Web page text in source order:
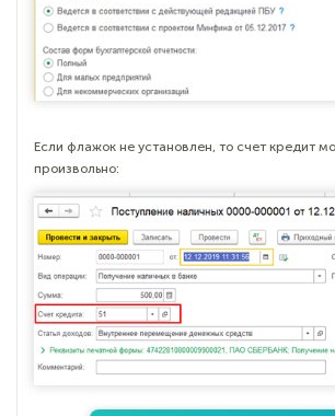
Если флажок не установлен, то счет кредит
произвольно: